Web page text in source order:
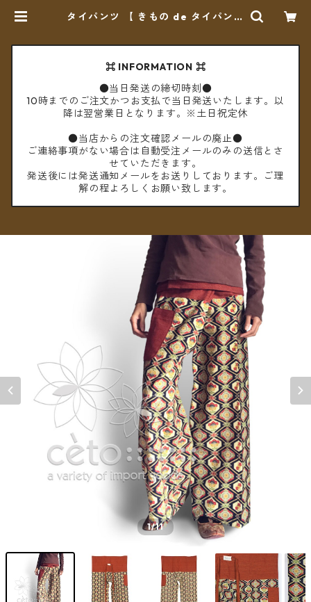
タイパンツ 【 きもの de タイパンツ
⌘ INFORMATION ⌘
●当日発送の締切時刻●
10時までのご注文かつお支払で当日発送いたします。以
降は翌営業日となります。※土日祝定休
●当店からの注文確認メールの廃止●
ご連絡事項がない場合は自動受注メールのみの送信とさ
せていただきます。
発送後には発送通知メールをお送りしております。ご理
解の程よろしくお願い致します。
1/11